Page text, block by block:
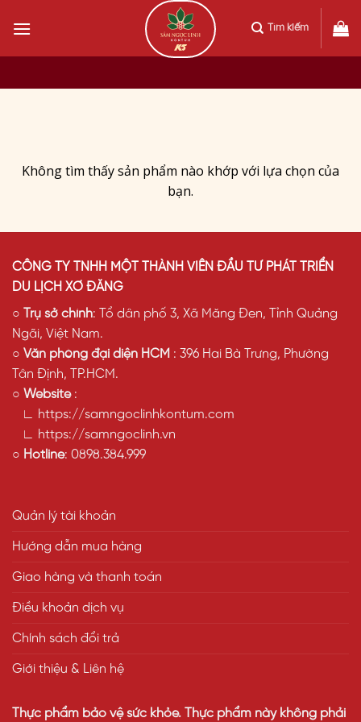
Tìm kiếm
Không tìm thấy sản phẩm nào khớp với lựa chọn của
bạn.
CÔNG TY TNHH MỘT THÀNH VIÊN ĐẦU TƯ PHÁT TRIỂN
DU LỊCH XƠ ĐĂNG
○
Trụ sở chính: Tổ dân phố 3, Xã Măng Đen, Tỉnh Quảng
Ngãi, Việt Nam.
○ Văn phòng đại diện HCM : 396 Hai Bà Trưng, Phường
Tân Định, TP.HCM.
○ Website:
∟ https://samngoclinhkontum.com
∟ https://samngoclinh.vn
○ Hotline: 0898.384.999
Quản lý tài khoản
Hướng dẫn mua hàng
Giao hàng và thanh toán
Điều khoản dịch vụ
Chính sách đổi trả
Giới thiệu & Liên hệ
Thực phẩm bảo vệ sức khỏe. Thực phẩm này không phải